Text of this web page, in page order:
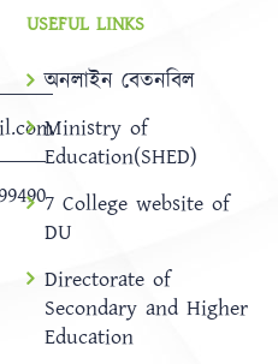
USEFUL LINKS
অনলাইন বেতনবিল
Ministry of
Education(SHED)
7 College website of
DU
Directorate of
Secondary and Higher
Education